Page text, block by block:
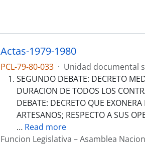
Actas-1979-1980
PCL-79-80-033 · Unidad documental
SEGUNDO DEBATE: DECRETO
DURACION DE TODOS LOS
DEBATE: DECRETO QUE
ARTESANOS; RESPECTO A SUS
… Read more
Funcion Legislativa – Asamblea